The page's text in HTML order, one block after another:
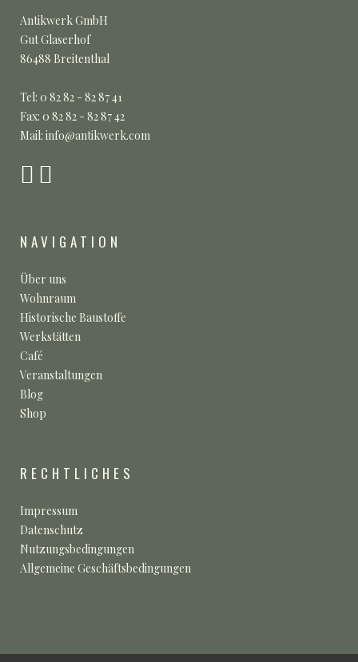
Antikwerk GmbH
Gut Glaserhof
86488 Breitenthal
Tel: 0 82 82 - 82 87 41
Fax: 0 82 82 - 82 87 42
Mail: info@antikwerk.com
NAVIGATION
Über uns
Wohnraum
Historische Baustoffe
Werkstätten
Café
Veranstaltungen
Blog
Shop
RECHTLICHES
Impressum
Datenschutz
Nutzungsbedingungen
Allgemeine Geschäftsbedingungen